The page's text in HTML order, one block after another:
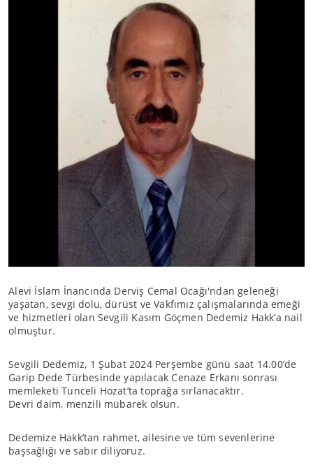
Alevi İslam İnancında Derviş Cemal Ocağı'ndan geleneği
yaşatan, sevgi dolu, dürüst ve Vakfımız çalışmalarında emeği
ve hizmetleri olan Sevgili Kasım Göçmen Dedemiz Hakk’a nail
olmuştur.
Sevgili Dedemiz, 1 Şubat 2024 Perşembe günü saat 14.00’de
Garip Dede Türbesinde yapılacak Cenaze Erkanı sonrası
memleketi Tunceli Hozat’ta toprağa sırlanacaktır.
Devri daim, menzili mübarek olsun.
Dedemize Hakk’tan rahmet, ailesine ve tüm sevenlerine
başsağlığı ve sabır diliyoruz.